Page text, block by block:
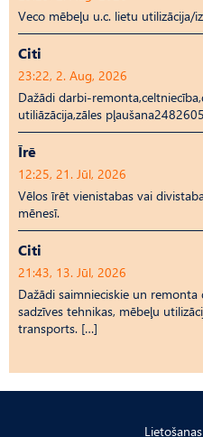
Veco mēbeļu u.c. lietu utilizācija/
Citi
23:22, 2. Aug, 2026
Dažādi darbi-
utiliāzācija,zāles
Īrē
12:25, 21. Jūl, 2026
Vēlos īrēt vienistabas vai
mēnesī.
Citi
21:43, 13. Jūl, 2026
Dažādi saimnieciskie un
sadzīves tehnikas, mēbeļu
transports. […]